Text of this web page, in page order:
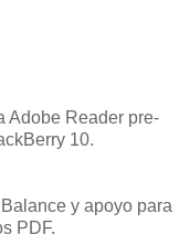
Adobe Reader pre-
10.
y apoyo para
PDF.